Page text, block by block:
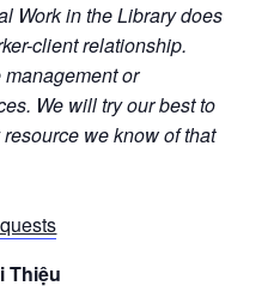
Work in the Library does
client relationship.
or
We will try our best to
we know of that
Thiệu